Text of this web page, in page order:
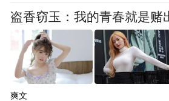
盗香窃玉：我的青春就是赌
爽文